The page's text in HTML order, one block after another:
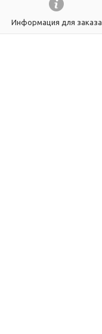
Информация для заказа